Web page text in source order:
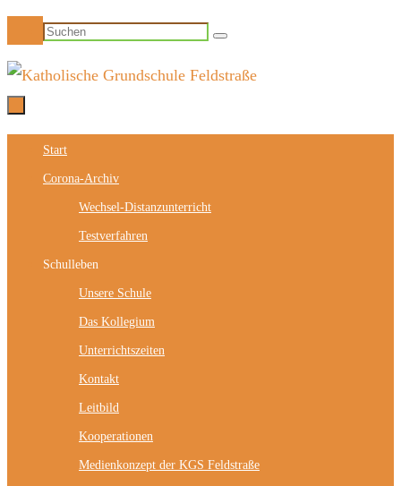
Inhalt
Suchen
Suchen
Inhalt
Start
Corona-Archiv
Wechsel-Distanzunterricht
Testverfahren
Schulleben
Unsere Schule
Das Kollegium
Unterrichtszeiten
Kontakt
Leitbild
Kooperationen
Medienkonzept der KGS Feldstraße